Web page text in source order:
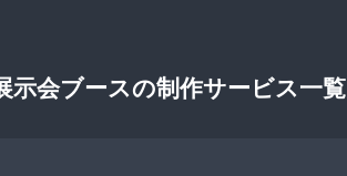
示会ブースの制作サービス一覧